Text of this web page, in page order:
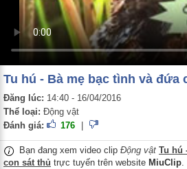
Tu hú - Bà mẹ bạc tình và đứa
Đăng lúc: 14:40 - 16/04/2016
Thể loại: Động vật
Đánh giá:
176
Bạn đang xem video clip Động vật Tu hú
con sát thủ trực tuyến trên website MiuClip.